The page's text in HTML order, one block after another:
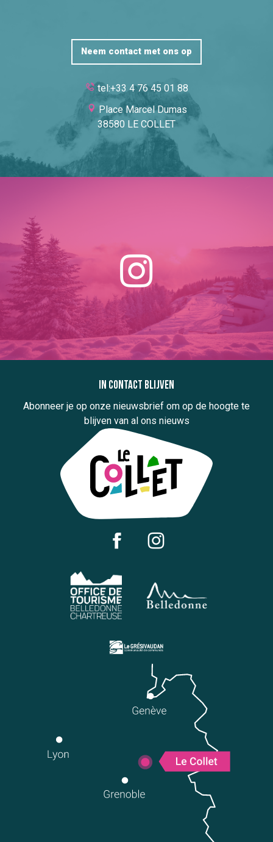
Neem contact met ons op
tel:+33 4 76 45 01 88
Place Marcel Dumas
38580 LE COLLET
In contact blijven
Abonneer je op onze nieuwsbrief om op de hoogte te
blijven van al ons nieuws